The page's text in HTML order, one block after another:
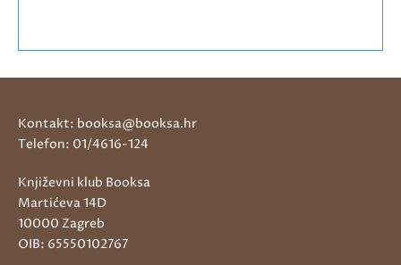
Kontakt: booksa@booksa.hr
Telefon: 01/4616-124
Književni klub Booksa
Martićeva 14D
10000 Zagreb
OIB: 65550102767